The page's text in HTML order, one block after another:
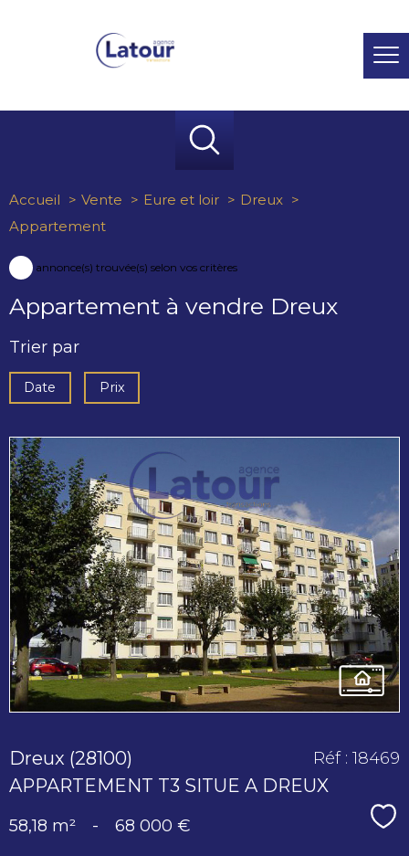
Accueil Vente Eure et loir
Dreux
Appartement
annonce(s) trouvée(s) selon vos critères
Appartement à vendre Dreux
Trier par
Date Prix
voir le
bien
Dreux (28100)
APPARTEMENT T3 SITUE A DREUX
Réf : 18469
58,18 m² - 68 000 €